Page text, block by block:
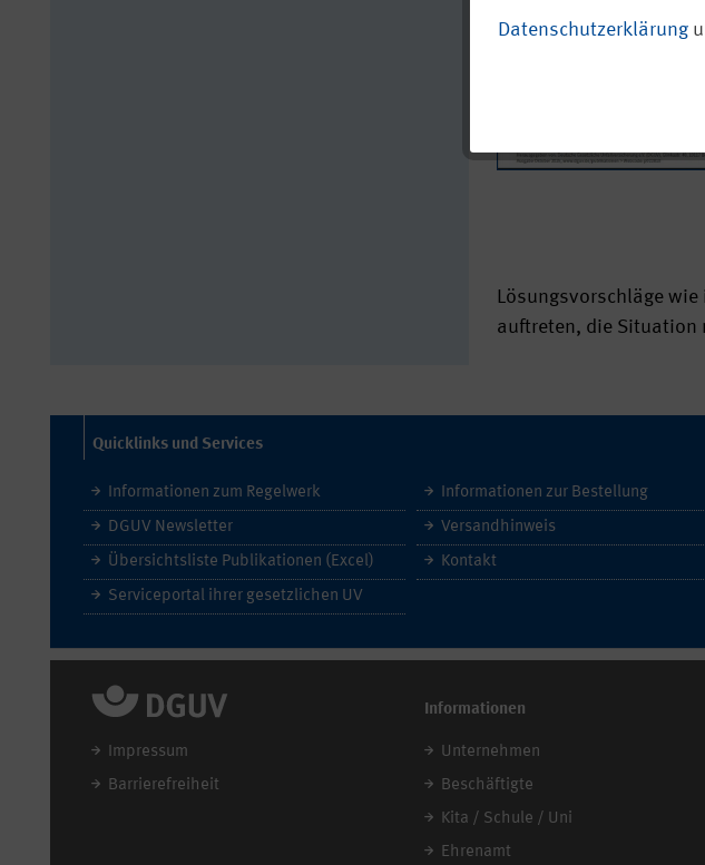
Lösungsvorschläge
auftreten, die Situation
Quicklinks und Services
Informationen zum Regelwerk
DGUV Newsletter
Übersichtsliste Publikationen (Excel)
Serviceportal ihrer gesetzlichen UV
Informationen zur Bestellung
Versandhinweis
Kontakt
Impressum
Barrierefreiheit
Informationen
Unternehmen
Beschäftigte
Kita / Schule / Uni
Ehrenamt
Datenschutzerklärung